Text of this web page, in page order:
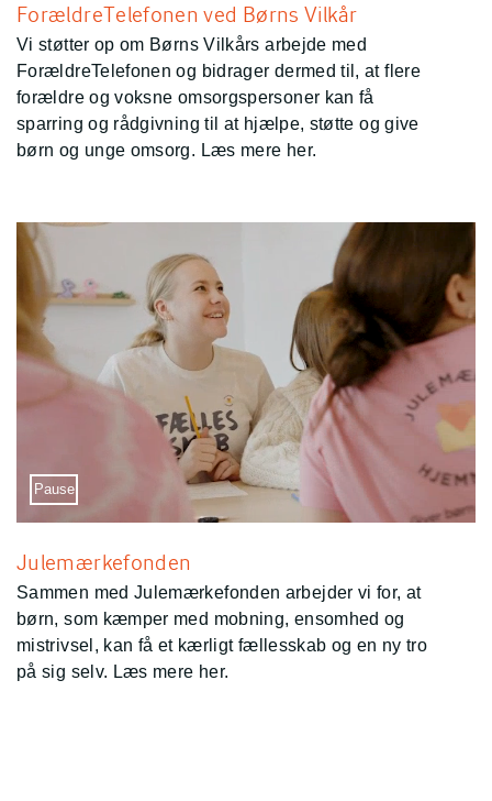
ForældreTelefonen ved Børns Vilkår
Vi støtter op om Børns Vilkårs arbejde med
ForældreTelefonen og bidrager dermed til, at flere
forældre og voksne omsorgspersoner kan få
sparring og rådgivning til at hjælpe, støtte og give
børn og unge omsorg. Læs mere her.
Pause
Sæt video på pause
Julemærkefonden
Sammen med Julemærkefonden arbejder vi for, at
børn, som kæmper med mobning, ensomhed og
mistrivsel, kan få et kærligt fællesskab og en ny tro
på sig selv. Læs mere her.